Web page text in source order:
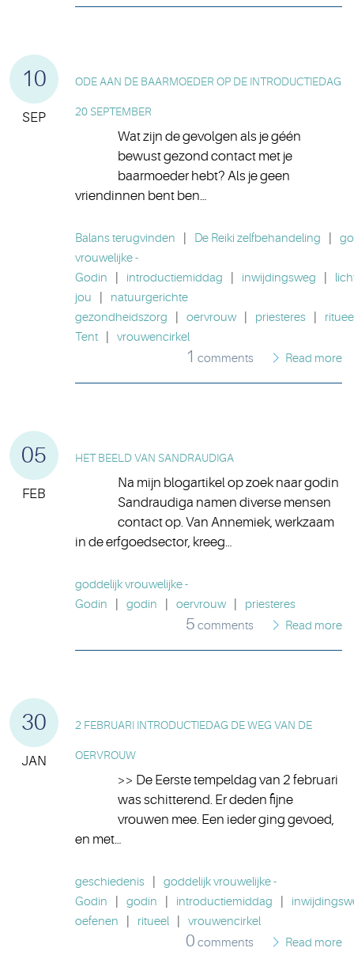
10
SEP
ODE AAN DE BAARMOEDER OP DE INTRODUCTIEDAG
20 SEPTEMBER
Wat zijn de gevolgen als je géén
bewust gezond contact met je
baarmoeder hebt? Als je geen
vriendinnen bent ben…
Balans terugvinden De Reiki zelfbehandeling
vrouwelijke -
Godin
introductiemiddag inwijdingsweg
jou
natuurgerichte
gezondheidszorg
oervrouw priesteres
Tent
vrouwencirkel
1 comments Read more
05
FEB
HET BEELD VAN SANDRAUDIGA
Na mijn blogartikel op zoek naar godin
Sandraudiga namen diverse mensen
contact op. Van Annemiek, werkzaam
in de erfgoedsector, kreeg…
goddelijk vrouwelijke -
Godin
godin oervrouw priesteres
5 comments Read more
30
JAN
2 FEBRUARI INTRODUCTIEDAG DE WEG VAN DE
OERVROUW
>> De Eerste tempeldag van 2 februari
was schitterend. Er deden fijne
vrouwen mee. Een ieder ging gevoed,
en met…
geschiedenis
goddelijk vrouwelijke -
Godin
godin introductiemiddag
oefenen
ritueel vrouwencirkel
0 comments Read more